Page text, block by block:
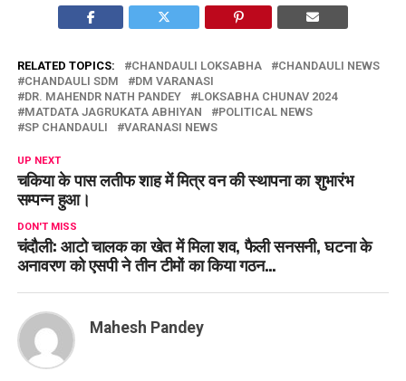
RELATED TOPICS: CHANDAULI LOKSABHA
CHANDAULI NEWS
CHANDAULI SDM
DM VARANASI
DR. MAHENDR NATH PANDEY
LOKSABHA CHUNAV 2024
MATDATA JAGRUKATA ABHIYAN
POLITICAL NEWS
SP CHANDAULI
VARANASI NEWS
UP NEXT
चकिया के पास लतीफ शाह में मित्र वन की स्थापना का शुभारंभ
सम्पन्न हुआ।
DON'T MISS
चंदौली: आटो चालक का खेत में मिला शव, फैली सनसनी, घटना के
अनावरण को एसपी ने तीन टीमों का किया गठन…
Mahesh Pandey